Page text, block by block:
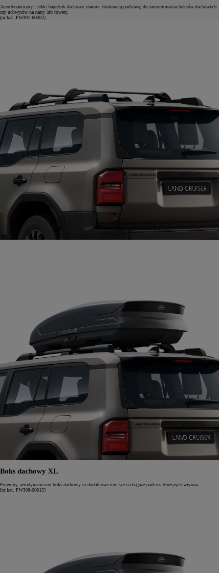
Aerodynamiczny i lekki bagażnik dachowy stanowi doskonałą podstawę do zamontowania boksów dachowych
czy uchwytów na narty lub rowery.
[nr kat. PW301-60002]
Boks dachowy XL
Pojemny, aerodynamiczny boks dachowy to dodatkowe miejsce na bagaże podczas dłuższych wypraw.
[nr kat. PW308-00015]